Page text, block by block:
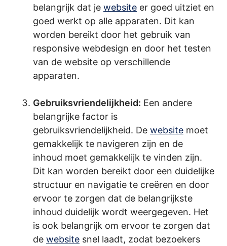
belangrijk dat je website er goed uitziet en
goed werkt op alle apparaten. Dit kan
worden bereikt door het gebruik van
responsive webdesign en door het testen
van de website op verschillende
apparaten.
Gebruiksvriendelijkheid: Een andere
belangrijke factor is
gebruiksvriendelijkheid. De website moet
gemakkelijk te navigeren zijn en de
inhoud moet gemakkelijk te vinden zijn.
Dit kan worden bereikt door een duidelijke
structuur en navigatie te creëren en door
ervoor te zorgen dat de belangrijkste
inhoud duidelijk wordt weergegeven. Het
is ook belangrijk om ervoor te zorgen dat
de website snel laadt, zodat bezoekers